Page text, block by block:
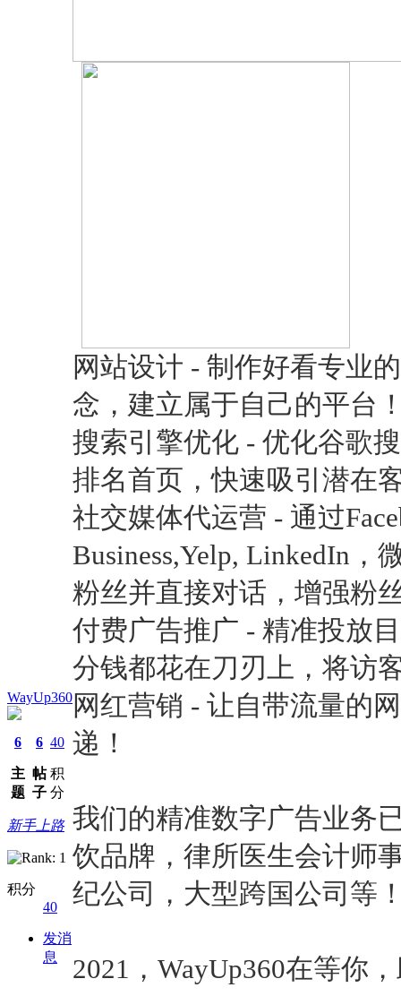
WayUp360
6
主
题
6
帖
子
40
积
分
新手上路
积分
40
发消
息
网站设计 - 制作好看专业
念，建立属于自己的平台
搜索引擎优化 - 优化谷歌
排名首页，快速吸引潜在
社交媒体代运营 - 通过
Business,Yelp, LinkedIn
粉丝并直接对话，增强粉
付费广告推广 - 精准投放
分钱都花在刀刃上，将访
网红营销 - 让自带流量的
递！
我们的精准数字广告业务
饮品牌，律所医生会计师
纪公司，大型跨国公司等
2021，WayUp360在等你